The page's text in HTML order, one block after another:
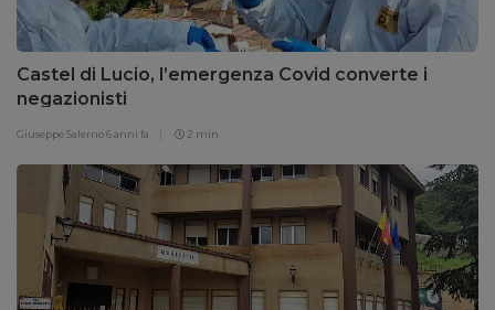
Castel di Lucio, l’emergenza Covid converte i
negazionisti
Giuseppe Salerno6 anni fa 2 min